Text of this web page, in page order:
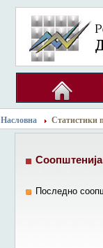
Насловна Статистики
Соопштенија
Последно